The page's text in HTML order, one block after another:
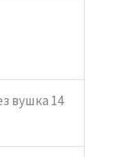
вушка 14